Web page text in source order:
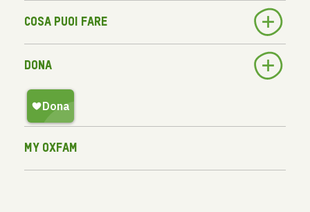
Cosa puoi fare
Dona
My Oxfam